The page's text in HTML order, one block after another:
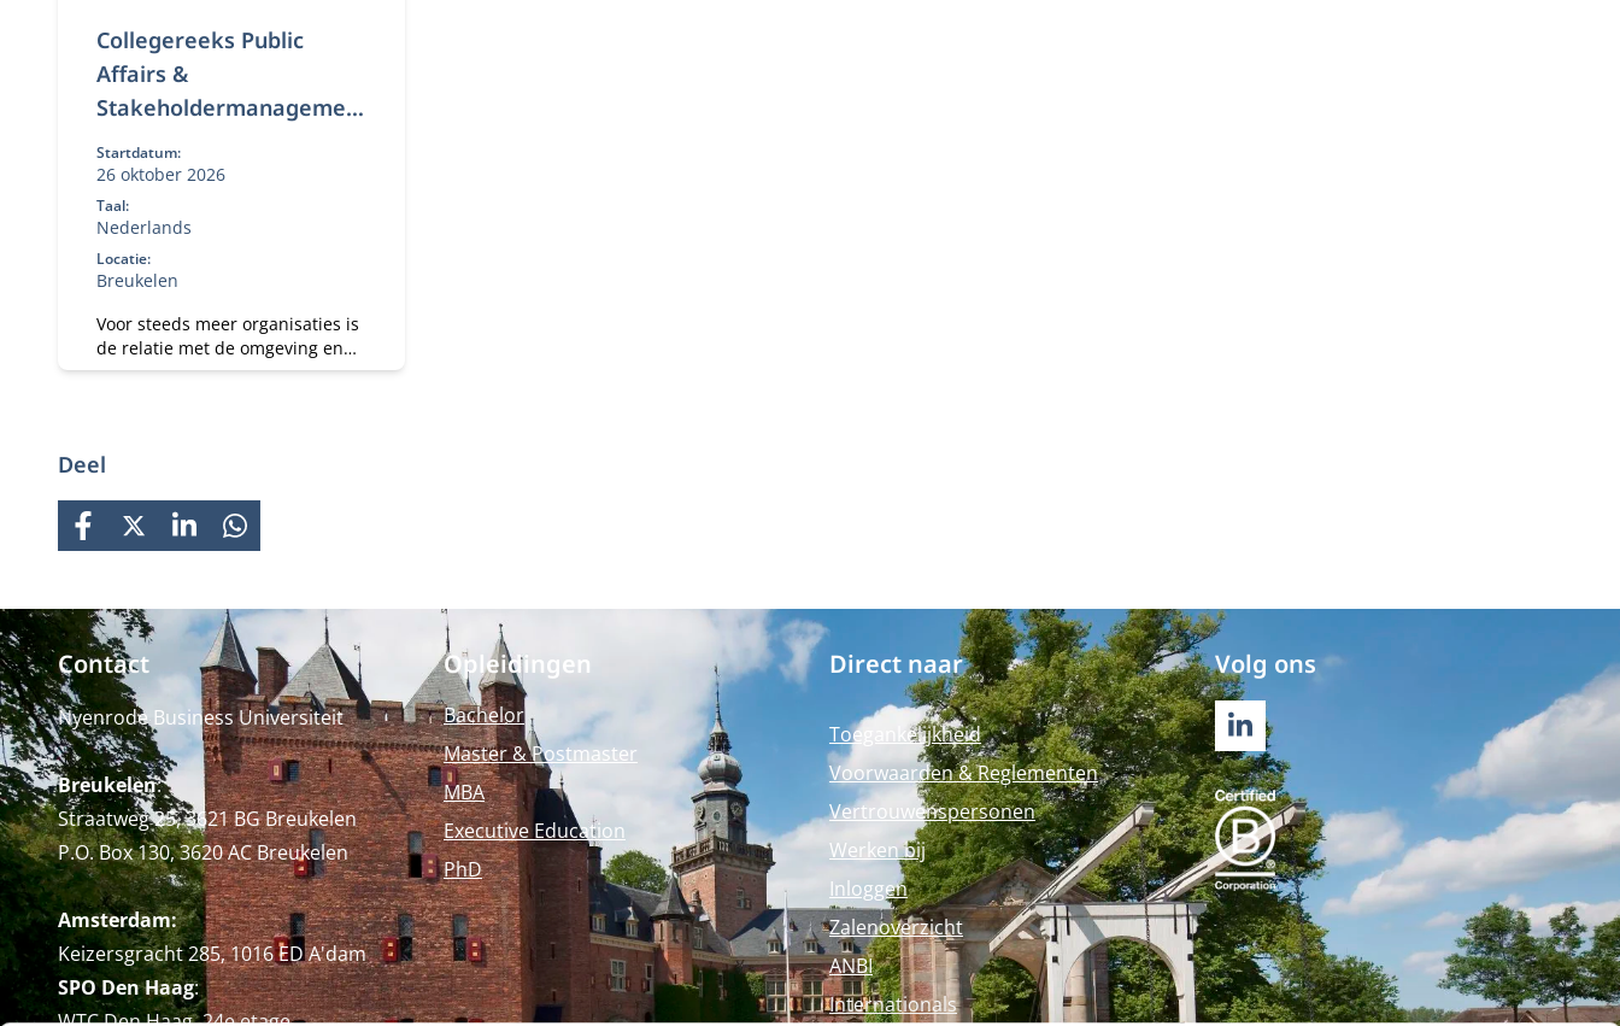
Collegereeks Public
Affairs &
Stakeholdermanagemen
t
Startdatum:
26 oktober 2026
Taal:
Nederlands
Locatie:
Breukelen
Voor steeds meer organisaties is
de relatie met de omgeving en
stakeholders een voorwaarde om
bedrijfsvoering.
Deel
FACEBOOK
X LINKEDINWHATSAPP
Contact
Nyenrode Business Universiteit
Breukelen:
Straatweg 25, 3621 BG Breukelen
P.O. Box 130, 3620 AC Breukelen
Amsterdam:
Keizersgracht 285, 1016 ED A'dam
SPO Den Haag:
Opleidingen
Bachelor
Master & Postmaster
MBA
Executive Education
PhD
Direct naar
Toegankelijkheid
Voorwaarden & Reglementen
Vertrouwenspersonen
Werken bij
Inloggen
Zalenoverzicht
ANBI
Internationals
Volg ons
LINKEDIN